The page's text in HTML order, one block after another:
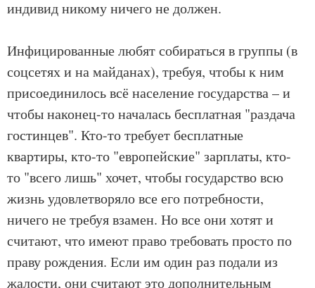
индивид никому ничего не должен.
Инфицированные любят собираться в группы (в
соцсетях и на майданах), требуя, чтобы к ним
присоединилось всё население государства – и
чтобы наконец-то началась бесплатная "раздача
гостинцев". Кто-то требует бесплатные
квартиры, кто-то "европейские" зарплаты, кто-
то "всего лишь" хочет, чтобы государство всю
жизнь удовлетворяло все его потребности,
ничего не требуя взамен. Но все они хотят и
считают, что имеют право требовать просто по
праву рождения. Если им один раз подали из
жалости, они считают это дополнительным